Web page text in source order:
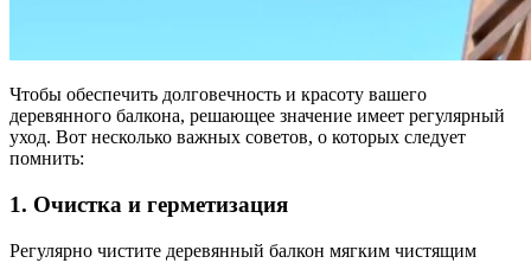
Чтобы обеспечить долговечность и красоту вашего
деревянного балкона, решающее значение имеет регулярный
уход. Вот несколько важных советов, о которых следует
помнить:
1. Очистка и герметизация
Регулярно чистите деревянный балкон мягким чистящим